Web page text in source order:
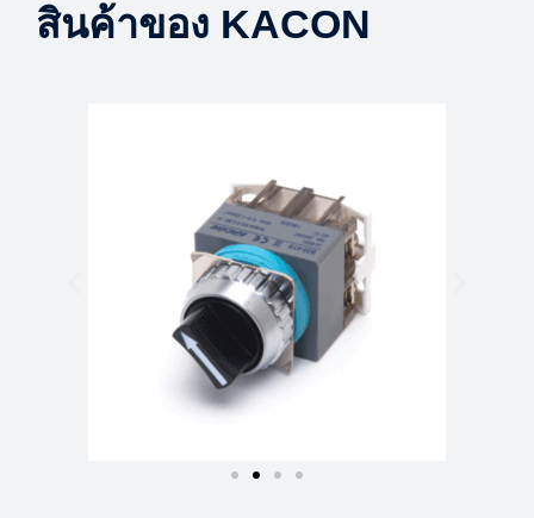
สินค้าของ KACON